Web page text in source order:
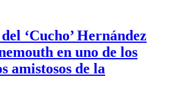
‘Cucho’ Hernández
en uno de los
amistosos de la